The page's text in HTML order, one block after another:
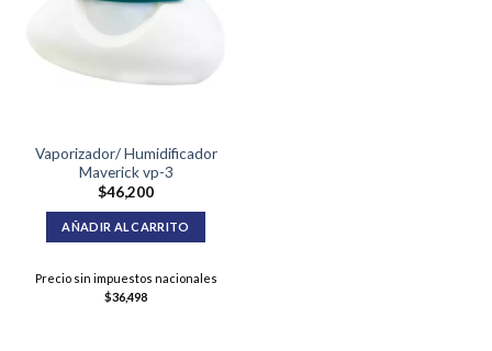
Vaporizador/ Humidificador
Maverick vp-3
$46,200
AÑADIR AL CARRITO
Precio sin impuestos nacionales
$36,498